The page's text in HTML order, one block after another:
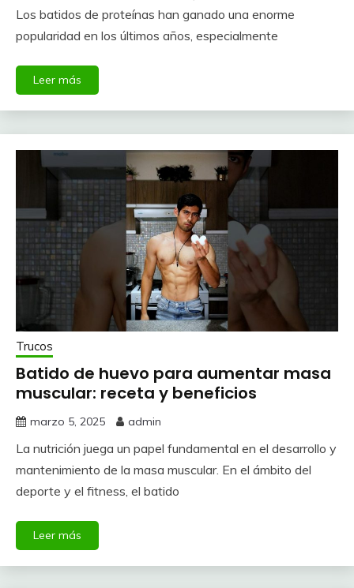
Los batidos de proteínas han ganado una enorme
popularidad en los últimos años, especialmente
Leer más
Trucos
Batido de huevo para aumentar masa
muscular: receta y beneficios
marzo 5, 2025 admin
La nutrición juega un papel fundamental en el desarrollo y
mantenimiento de la masa muscular. En el ámbito del
deporte y el fitness, el batido
Leer más